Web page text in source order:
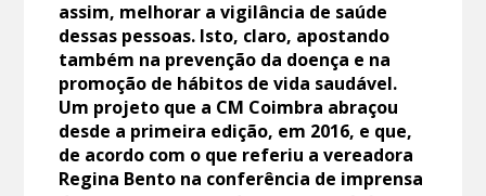
assim, melhorar a vigilância de saúde
dessas pessoas. Isto, claro, apostando
também na prevenção da doença e na
promoção de hábitos de vida saudável.
Um projeto que a CM Coimbra abraçou
desde a primeira edição, em 2016, e que,
de acordo com o que referiu a vereadora
Regina Bento na conferência de imprensa